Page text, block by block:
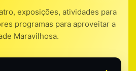
exposições, atividades para
programas para aproveitar a
Maravilhosa.